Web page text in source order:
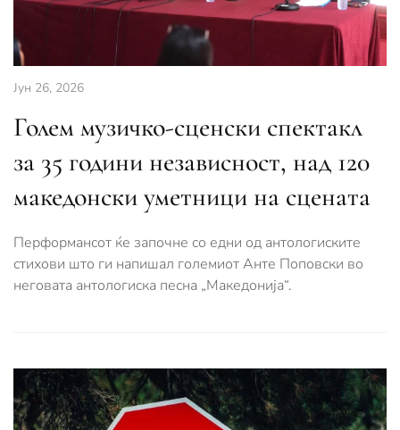
Јун 26, 2026
Голем музичко-сценски спектакл
за 35 години независност, над 120
македонски уметници на сцената
Перформансот ќе започне со едни од антологиските
стихови што ги напишал големиот Анте Поповски во
неговата антологиска песна „Македонија“.